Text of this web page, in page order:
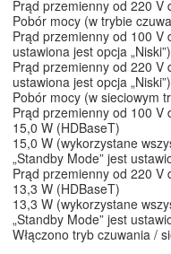
Prąd przemienny od 220 V
Pobór mocy (w trybie
Prąd przemienny od 100 V
ustawiona jest opcja
Prąd przemienny od 220 V
ustawiona jest opcja „Niski”)
Pobór mocy (w sieciowym
Prąd przemienny od 100 V
15,0 W (HDBaseT)
15,0 W (wykorzystane
„Standby Mode” jest
Prąd przemienny od 220 V
13,3 W (HDBaseT)
13,3 W (wykorzystane
„Standby Mode” jest
Włączono tryb czuwania /